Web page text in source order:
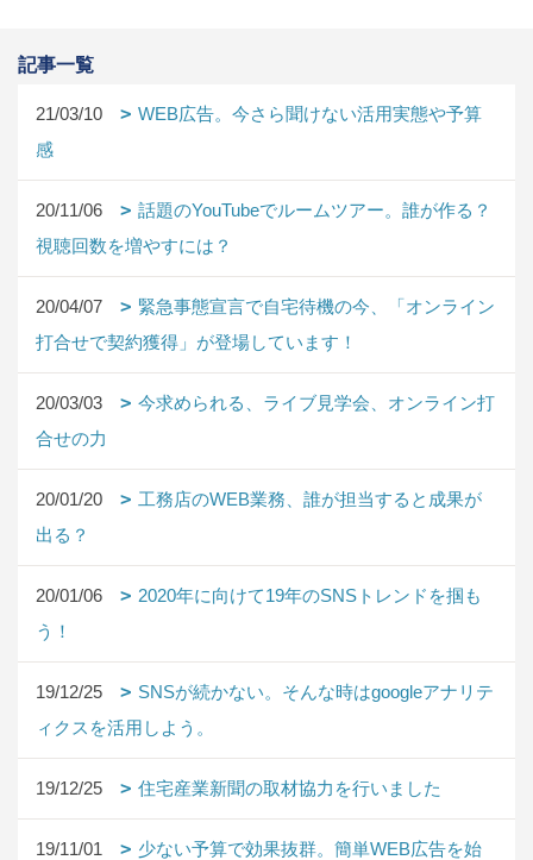
記事一覧
21/03/10
WEB広告。今さら聞けない活用実態や予算
感
20/11/06
話題のYouTubeでルームツアー。誰が作る？
視聴回数を増やすには？
20/04/07
緊急事態宣言で自宅待機の今、「オンライン
打合せで契約獲得」が登場しています！
20/03/03
今求められる、ライブ見学会、オンライン打
合せの力
20/01/20
工務店のWEB業務、誰が担当すると成果が
出る？
20/01/06
2020年に向けて19年のSNSトレンドを掴も
う！
19/12/25
SNSが続かない。そんな時はgoogleアナリテ
ィクスを活用しよう。
19/12/25 住宅産業新聞の取材協力を行いました
19/11/01
少ない予算で効果抜群。簡単WEB広告を始